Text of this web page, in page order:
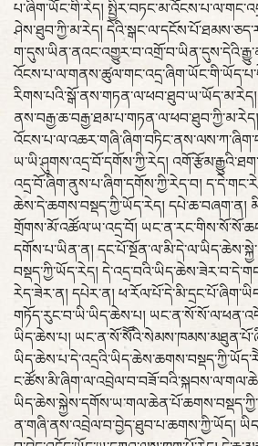
པ་ཞིག་ཡོང་གི་རེད།
ཤེས་ཐུབ་ཀྱི་མ་རེད།
ཡ་ཡི་ཤུགས་འདྲ་བོ་དགོས་ཀྱི་རེད།
འདྲ་བོ་ཞིག་ནུས་པ་ཞིག་དགོས་ཀྱི་རེད་བ།
ཆེས་དེ་ཆགས་བསྡད་ཀྱི་ཡོད་རེད། དཔེ་ཆ་བཞག་ན།
གྲོགས་མོ་འཚོལ་ཡ་འདྲ་བོ།
དགོས་པ་ཡིན་ན།
བསྡད་ཀྱི་ཡོད་རེད།
རེད་ཟེར་ན། དཔེར་ན།
གཏོད་རུང་བ་ཡི་ཡིད་ཆེས་པ།
ཡིད་ཆེས་པ།
ན་གཞི་ནས་འབྲེལ་བ་བྱེད་ཐུབ་པ་ཆགས་ཀྱི་ཡོད།